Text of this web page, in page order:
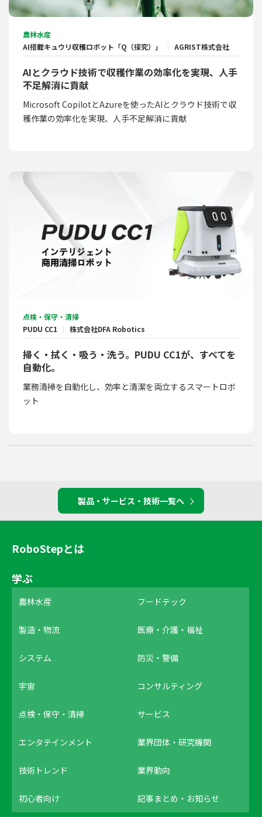
農林水産
AI搭載キュウリ収穫ロボット「Q（探究）」
AGRIST株式会社
AIとクラウド技術で収穫作業の効率化を実現、人手
不足解消に貢献
Microsoft CopilotとAzureを使ったAIとクラウド技術で収
穫作業の効率化を実現、人手不足解消に貢献
点検・保守・清掃
PUDU CC1
株式会社DFA Robotics
掃く・拭く・吸う・洗う。PUDU CC1が、すべてを
自動化。
業務清掃を自動化し、効率と清潔を両立するスマートロボ
ット
製品・サービス・技術一覧へ
RoboStepとは
学ぶ
農林水産 フードテック
製造・物流 医療・介護・福祉
システム 防災・警備
宇宙 コンサルティング
点検・保守・清掃 サービス
エンタテインメント 業界団体・研究機関
技術トレンド 業界動向
初心者向け 記事まとめ・お知らせ